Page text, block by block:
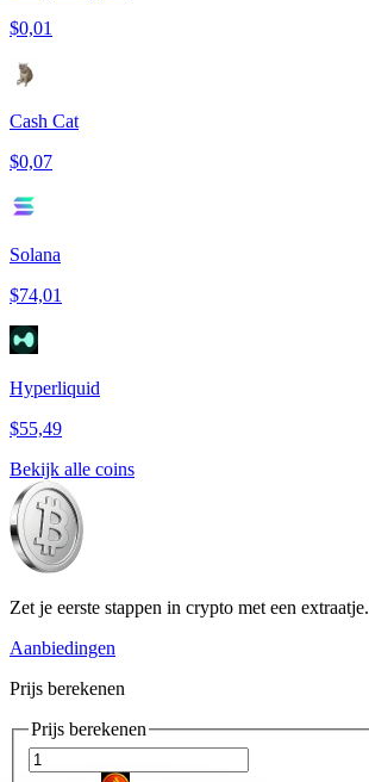
$0,01
Cash Cat
$0,07
Solana
$74,01
Hyperliquid
$55,49
Bekijk alle coins
Zet je eerste stappen in crypto met een extraatje.
Aanbiedingen
Prijs berekenen
Prijs berekenen